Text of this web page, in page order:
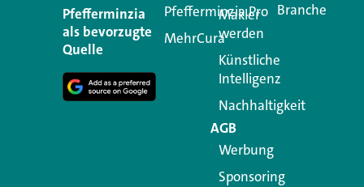
Ihre E-Mail-Adresse
Kommentar
Pfefferminzia
als bevorzugte
Quelle
Pfefferminzia.Pro
MehrCura
Makler
werden
Künstliche
Intelligenz
Nachhaltigkeit
AGB
Werbung
Sponsoring
Branche